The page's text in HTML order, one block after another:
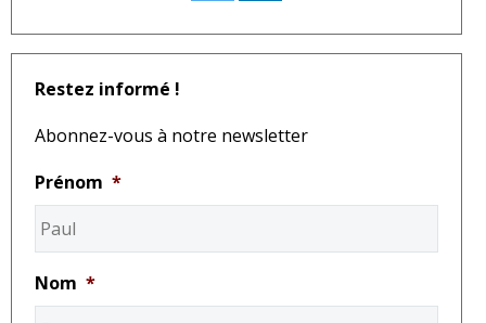
Restez informé !
Abonnez-vous à notre newsletter
Prénom *
Nom *